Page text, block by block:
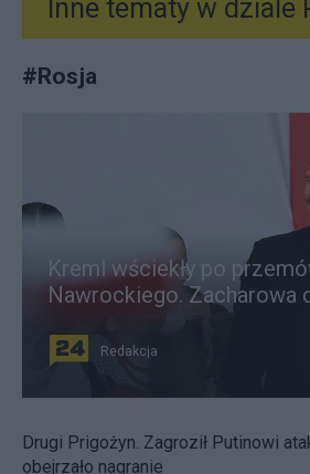
Inne tematy w dziale
#Rosja
Kreml wściekły po
Nawrockiego. Zacharowa
Redakcja
Drugi Prigożyn. Zagroził Putinowi
obejrzało nagranie